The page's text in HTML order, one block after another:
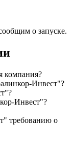
о запуске.
компания?
Инвест"?
Инвест"?
требованию о